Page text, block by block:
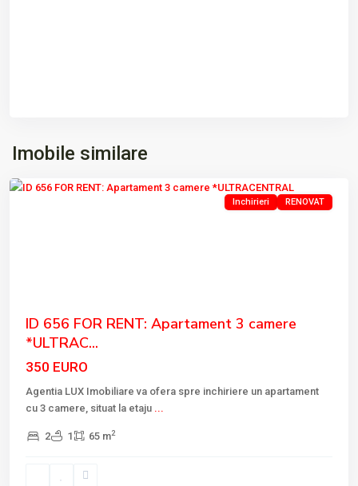
Imobile similare
ULTRACENTRAL
Tulcea
Inchirieri RENOVAT
ID 656 FOR RENT: Apartament 3 camere
*ULTRAC...
350 EURO
Agentia LUX Imobiliare va ofera spre inchiriere un apartament
cu 3 camere, situat la etaju ...
2 1 65 m2